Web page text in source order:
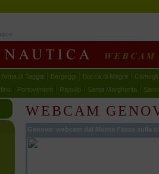
Arma di Taggia Bergeggi Bocca di Magra
Camogli
Portovenere Rapallo Santa Margherita
Genova: webcam dal Monte Fasce sulla
WEBCAM